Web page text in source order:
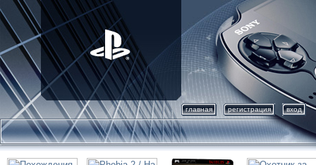
главная регистрация вход